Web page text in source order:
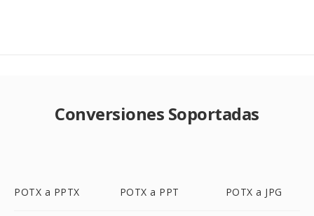
Conversiones Soportadas
POTX a PPTX POTX a PPT POTX a JPG